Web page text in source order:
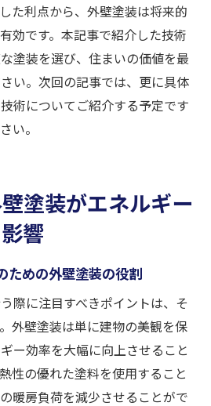
た利点から、外壁塗装は将来的
効です。本記事で紹介した技術
塗装を選び、住まいの価値を最
い。次回の記事では、更に具体
術についてご紹介する予定です
い。
塗装がエネルギー
響
ための外壁塗装の役割
際に注目すべきポイントは、そ
外壁塗装は単に建物の美観を保
ー効率を大幅に向上させること
性の優れた塗料を使用すること
暖房負荷を減少させることがで